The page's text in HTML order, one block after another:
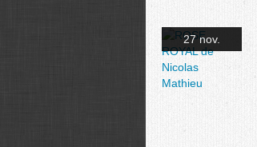
27 nov.